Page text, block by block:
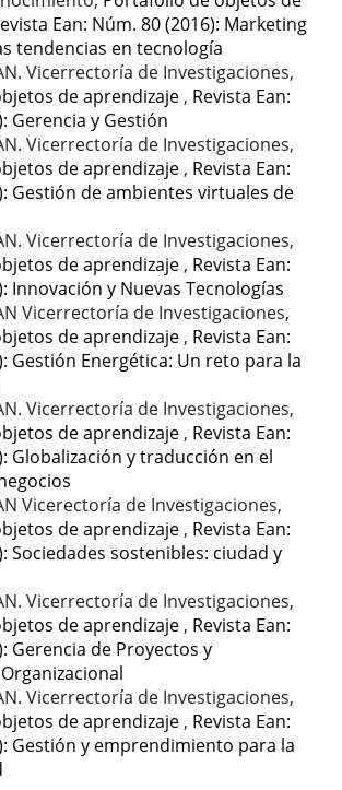
Ean: Núm. 80 (2016): Marketing
tendencias en tecnología
Vicerrectoría de Investigaciones,
de aprendizaje , Revista Ean:
Gerencia y Gestión
Vicerrectoría de Investigaciones,
de aprendizaje , Revista Ean:
Gestión de ambientes virtuales de
Vicerrectoría de Investigaciones,
de aprendizaje , Revista Ean:
Innovación y Nuevas Tecnologías
Vicerrectoría de Investigaciones,
de aprendizaje , Revista Ean:
Gestión Energética: Un reto para la
Vicerrectoría de Investigaciones,
de aprendizaje , Revista Ean:
Globalización y traducción en el
Vicerectoría de Investigaciones,
de aprendizaje , Revista Ean:
Sociedades sostenibles: ciudad y
Vicerrectoría de Investigaciones,
de aprendizaje , Revista Ean:
Gerencia de Proyectos y
Vicerrectoría de Investigaciones,
de aprendizaje , Revista Ean:
Gestión y emprendimiento para la